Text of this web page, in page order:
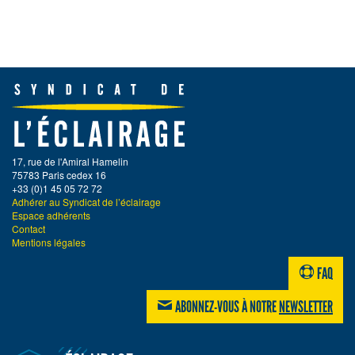
17, rue de l'Amiral Hamelin
75783 Paris cedex 16
+33 (0)1 45 05 72 72
Adhérer au Syndicat de l’éclairage
Espace adhérents
Contact
Mentions légales
FAQ
ABONNEZ-VOUS À NOTRENEWSLETTER